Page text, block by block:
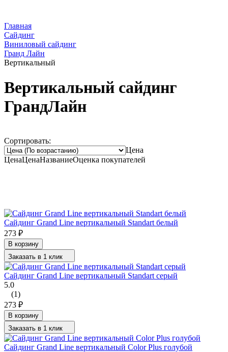
Главная
Сайдинг
Виниловый сайдинг
Гранд Лайн
Вертикальный
Вертикальный сайдинг
ГрандЛайн
Сортировать:
Цена
ЦенаЦенаНазваниеОценка покупателей
Сайдинг Grand Line вертикальный Standart белый
273 ₽
В корзину
Заказать в 1 клик
Сайдинг Grand Line вертикальный Standart серый
5.0
(1)
273 ₽
В корзину
Заказать в 1 клик
Сайдинг Grand Line вертикальный Color Plus голубой